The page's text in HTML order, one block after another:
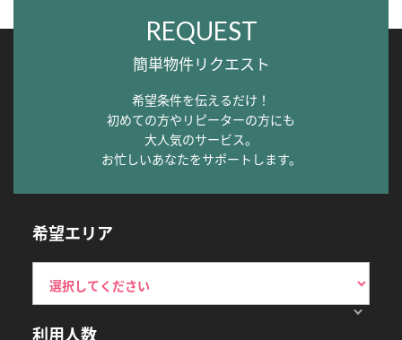
REQUEST
簡単物件リクエスト
希望条件を伝えるだけ！
初めての方やリピーターの方にも
大人気のサービス。
お忙しいあなたをサポートします。
希望エリア
利用人数